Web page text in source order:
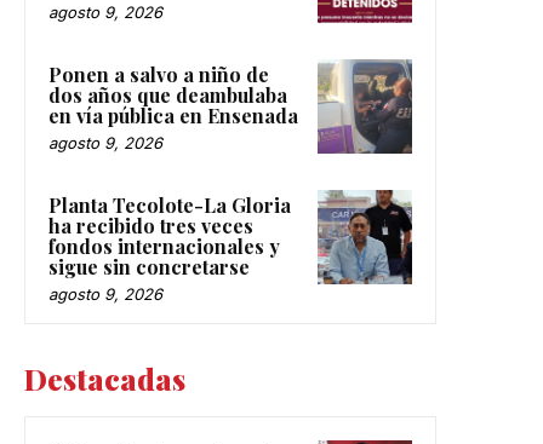
agosto 9, 2026
Ponen a salvo a niño de
dos años que deambulaba
en vía pública en Ensenada
agosto 9, 2026
Planta Tecolote-La Gloria
ha recibido tres veces
fondos internacionales y
sigue sin concretarse
agosto 9, 2026
Destacadas